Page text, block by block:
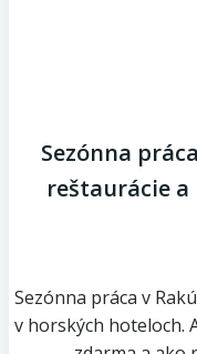
Sezónna
reštaurácie
Sezónna práca v
v horských hoteloch.